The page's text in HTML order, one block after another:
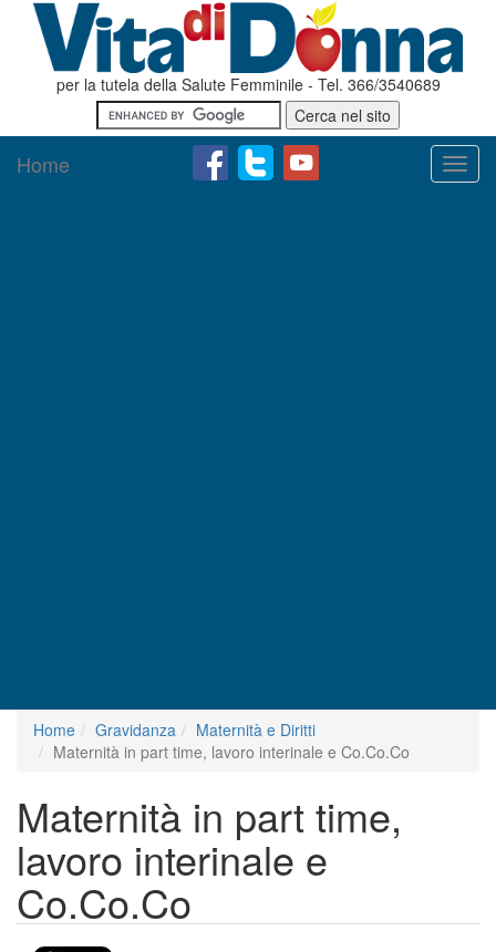
per la tutela della Salute Femminile - Tel. 366/3540689
Home
Home Gravidanza
Maternità e Diritti
Maternità in part time, lavoro interinale e Co.Co.Co
Maternità in part time,
lavoro interinale e
Co.Co.Co